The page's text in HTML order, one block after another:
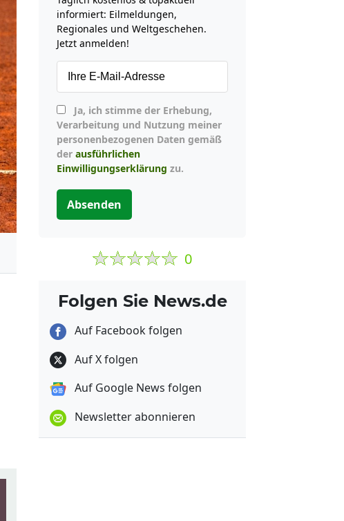
informiert: Eilmeldungen,
Regionales und Weltgeschehen.
Jetzt anmelden!
Verarbeitung und Nutzung meiner
personenbezogenen Daten gemäß
der ausführlichen
Einwilligungserklärung zu.
Absenden
0
Folgen Sie News.de
Auf Facebook folgen
Auf X folgen
Auf Google News folgen
Newsletter abonnieren